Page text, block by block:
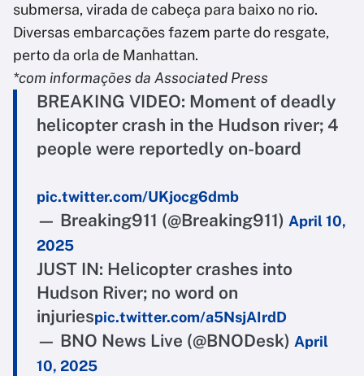
submersa, virada de cabeça para baixo no rio.
Diversas embarcações fazem parte do resgate,
perto da orla de Manhattan.
*com informações da Associated Press
BREAKING VIDEO: Moment of deadly
helicopter crash in the Hudson river; 4
people were reportedly on-board
pic.twitter.com/UKjocg6dmb
— Breaking911 (@Breaking911) April 10,
2025
JUST IN: Helicopter crashes into
Hudson River; no word on
injuriespic.twitter.com/a5NsjAIrdD
— BNO News Live (@BNODesk) April
10, 2025